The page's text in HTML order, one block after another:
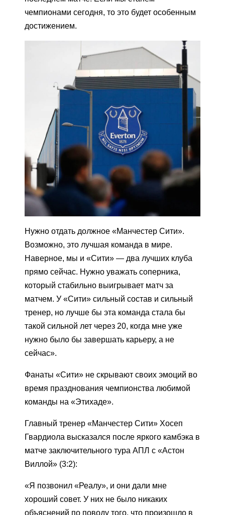
чемпионами сегодня, то это будет особенным
достижением.
Нужно отдать должное «Манчестер Сити».
Возможно, это лучшая команда в мире.
Наверное, мы и «Сити» — два лучших клуба
прямо сейчас. Нужно уважать соперника,
который стабильно выигрывает матч за
матчем. У «Сити» сильный состав и сильный
тренер, но лучше бы эта команда стала бы
такой сильной лет через 20, когда мне уже
нужно было бы завершать карьеру, а не
сейчас».
Фанаты «Сити» не скрывают своих эмоций во
время празднования чемпионства любимой
команды на «Этихаде».
Главный тренер «Манчестер Сити» Хосеп
Гвардиола высказался после яркого камбэка в
матче заключительного тура АПЛ с «Астон
Виллой» (3:2):
«Я позвонил «Реалу», и они дали мне
хороший совет. У них не было никаких
объяснений по поводу того, что произошло в